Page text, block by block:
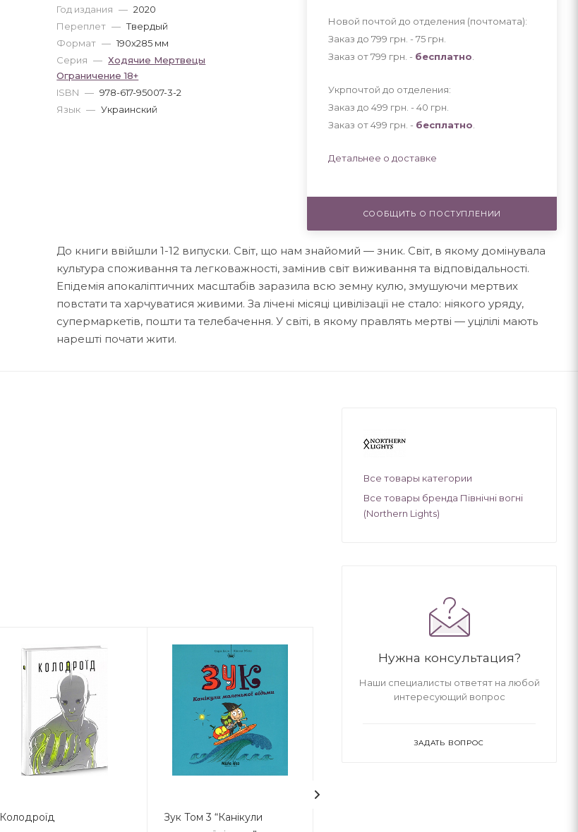
Год издания — 2020
Переплет — Твердый
Формат — 190x285 мм
Серия — Ходячие Мертвецы
Ограничение 18+
ISBN — 978-617-95007-3-2
Язык — Украинский
Новой почтой до отделения (почтомата):
Заказ до 799 грн. - 75 грн
Заказ от 799 грн. - бесплатно
Укрпочтой до отделения:
Заказ до 499 грн. - 40 грн
Заказ от 499 грн. - бесплатно
Детальнее о доставке
СООБЩИТЬ О ПОСТУПЛЕНИИ
До книги ввійшли 1-12 випуски. Світ, що нам знайомий — зник. Світ, в якому домінувала
культура споживання та легковажності, замінив світ виживання та відповідальності.
Епідемія апокаліптичних масштабів заразила всю земну кулю, змушуючи мертвих
повстати та харчуватися живими. За лічені місяці цивілізації не стало: ніякого уряду,
супермаркетів, пошти та телебачення. У світі, в якому правлять мертві — уцілілі мають
нарешті почати жити.
Колодроїд
Зук Том 3 “Канікули
Все товары категории
Все товары бренда Північні вогні
(Northern Lights)
Нужна консультация?
Наши специалисты ответят на любой
интересующий вопрос
ЗАДАТЬ ВОПРОС